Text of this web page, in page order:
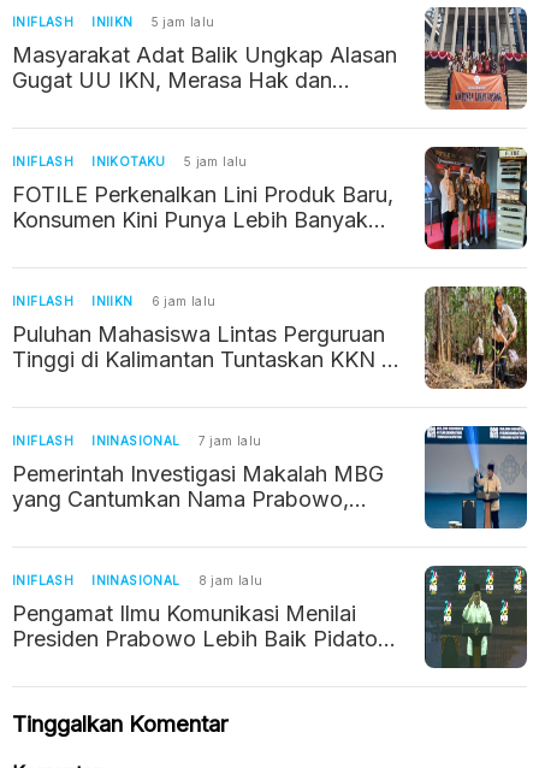
INIFLASH INIIKN 5 jam lalu
Masyarakat Adat Balik Ungkap Alasan
Gugat UU IKN, Merasa Hak dan
INIFLASH INIKOTAKU 5 jam lalu
FOTILE Perkenalkan Lini Produk Baru,
Konsumen Kini Punya Lebih Banyak
INIFLASH INIIKN 6 jam lalu
Puluhan Mahasiswa Lintas Perguruan
Tinggi di Kalimantan Tuntaskan KKN di
INIFLASH ININASIONAL 7 jam lalu
Pemerintah Investigasi Makalah MBG
yang Cantumkan Nama Prabowo,
INIFLASH ININASIONAL 8 jam lalu
Pengamat Ilmu Komunikasi Menilai
Presiden Prabowo Lebih Baik Pidato
Tinggalkan Komentar